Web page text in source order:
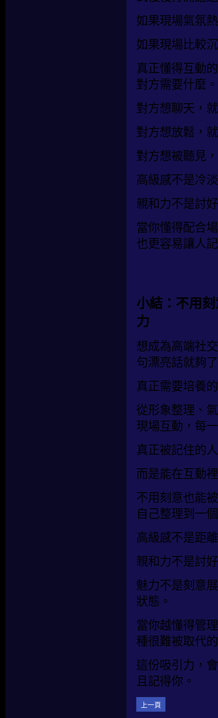
如果現場氣氛
如果現場比較
真正懂得互動
對方需要什麼。
對方想聊天，
對方想放鬆，
對方想被聽見
高級感不是冷
親和力不是討
當你懂得配合
也更容易讓人
小結：不用
力
想成為高端社
句漂亮話就夠
真正需要培養
從形象整理、
現場互動，每
真正被記住的
而是能在互動
不用刻意也能
自己整理到一
高級感不是距
親和力不是討
魅力不是刻意
狀態。
當你越懂得管
種很難被取代
這份吸引力，
且記得你。
上一頁